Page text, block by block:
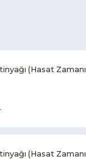
(Hasat
(Hasat